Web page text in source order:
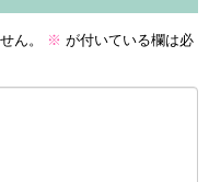
ん。 ※ が付いている欄は必